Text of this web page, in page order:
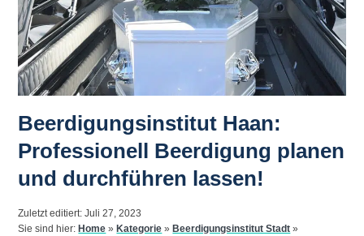
Beerdigungsinstitut Haan:
Professionell Beerdigung planen
und durchführen lassen!
Zuletzt editiert: Juli 27, 2023
Sie sind hier: Home » Kategorie » Beerdigungsinstitut Stadt »